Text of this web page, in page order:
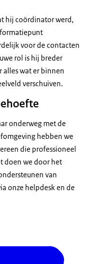
hij coördinator werd,
voor de contacten
rol is hij breder
wat er binnen
verschuiven.
onderweg met de
hebben we
die professioneel
doen we door het
van
onze helpdesk en de